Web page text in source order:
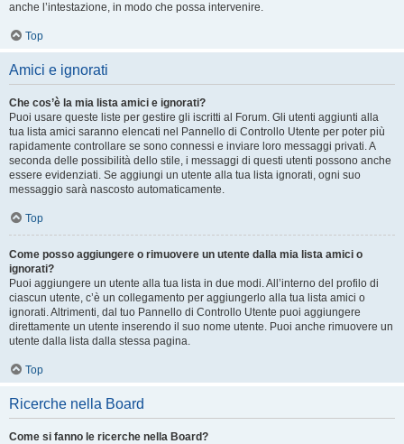
anche l’intestazione, in modo che possa intervenire.
Top
Amici e ignorati
Che cos’è la mia lista amici e ignorati?
Puoi usare queste liste per gestire gli iscritti al Forum. Gli utenti aggiunti alla
tua lista amici saranno elencati nel Pannello di Controllo Utente per poter più
rapidamente controllare se sono connessi e inviare loro messaggi privati. A
seconda delle possibilità dello stile, i messaggi di questi utenti possono anche
essere evidenziati. Se aggiungi un utente alla tua lista ignorati, ogni suo
messaggio sarà nascosto automaticamente.
Top
Come posso aggiungere o rimuovere un utente dalla mia lista amici o
ignorati?
Puoi aggiungere un utente alla tua lista in due modi. All’interno del profilo di
ciascun utente, c’è un collegamento per aggiungerlo alla tua lista amici o
ignorati. Altrimenti, dal tuo Pannello di Controllo Utente puoi aggiungere
direttamente un utente inserendo il suo nome utente. Puoi anche rimuovere un
utente dalla lista dalla stessa pagina.
Top
Ricerche nella Board
Come si fanno le ricerche nella Board?